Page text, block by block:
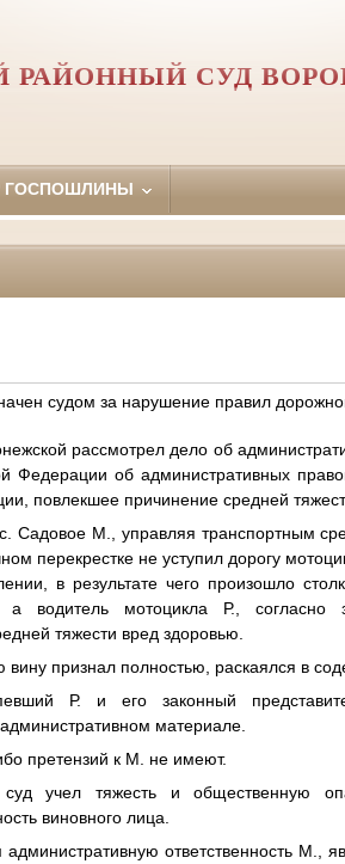
РАЙОННЫЙ СУД
ГОСПОШЛИНЫ
судом за нарушение правил
рассмотрел дело об
Федерации об административных
повлекшее причинение средней
Садовое М., управляя транспортным
перекрестке не уступил дорогу
в результате чего произошло
а водитель мотоцикла Р., согласно
тяжести вред здоровью.
признал полностью, раскаялся в
Р. и его законный
материале.
претензий к М. не имеют.
учел тяжесть и общественную
виновного лица.
ответственность М.,